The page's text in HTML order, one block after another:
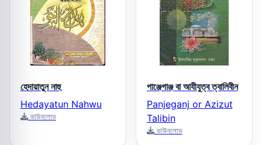
হেদায়াতুন নাহু
Hedayatun Nahwu
ডাউনলোড
পাঞ্জেগাঞ্জ বা আযীযুত্ব ত্বালিবীন
Panjeganj or Azizut
Talibin
ডাউনলোড